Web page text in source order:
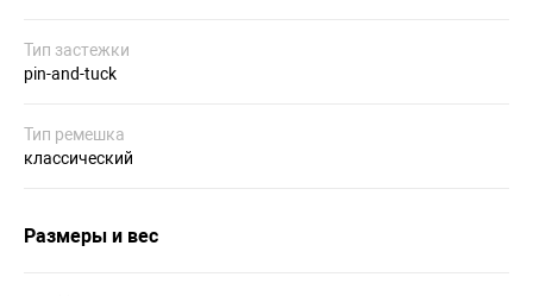
Тип застежки
pin-and-tuck
Тип ремешка
классический
Размеры и вес